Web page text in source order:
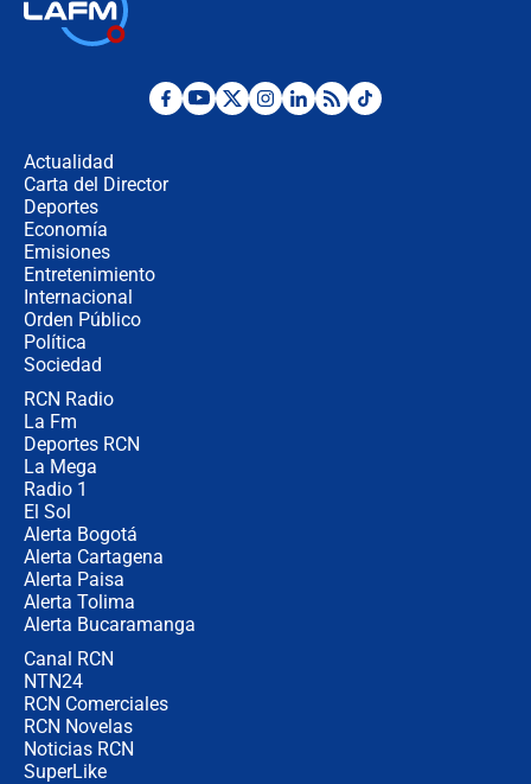
Desde dermatitis hasta infecciones:
Actualidad
Carta del Director
Deportes
Economía
Emisiones
Entretenimiento
Internacional
Orden Público
Política
Sociedad
RCN Radio
La Fm
Deportes RCN
La Mega
Radio 1
El Sol
Alerta Bogotá
Alerta Cartagena
Alerta Paisa
Alerta Tolima
Alerta Bucaramanga
Canal RCN
NTN24
RCN Comerciales
RCN Novelas
Noticias RCN
SuperLike